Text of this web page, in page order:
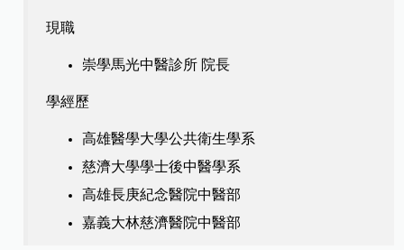
現職
崇學馬光中醫診所 院長
學經歷
高雄醫學大學公共衛生學系
慈濟大學學士後中醫學系
高雄長庚紀念醫院中醫部
嘉義大林慈濟醫院中醫部